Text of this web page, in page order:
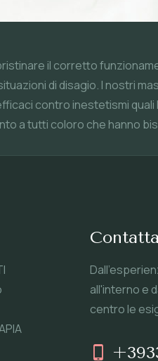
il corretto
di disagio. I nostri
contro inestetismi
a tutti coloro che hanno
all'interno e
centro le